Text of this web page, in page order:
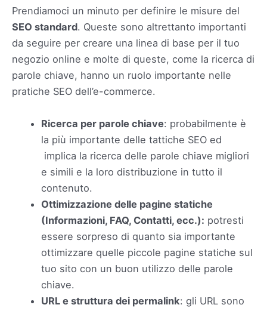
Prendiamoci un minuto per definire le misure del
SEO standard. Queste sono altrettanto importanti
da seguire per creare una linea di base per il tuo
negozio online e molte di queste, come la ricerca di
parole chiave, hanno un ruolo importante nelle
pratiche SEO dell’e-commerce.
Ricerca per parole chiave: probabilmente è
la più importante delle tattiche SEO ed
implica la ricerca delle parole chiave migliori
e simili e la loro distribuzione in tutto il
contenuto.
Ottimizzazione delle pagine statiche
(Informazioni, FAQ, Contatti, ecc.): potresti
essere sorpreso di quanto sia importante
ottimizzare quelle piccole pagine statiche sul
tuo sito con un buon utilizzo delle parole
chiave.
URL e struttura dei permalink: gli URL sono